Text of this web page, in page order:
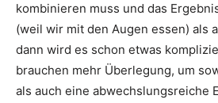
kombinieren muss und das
(weil wir mit den Augen essen) als
dann wird es schon etwas
brauchen mehr Überlegung, um
als auch eine abwechslungsreiche